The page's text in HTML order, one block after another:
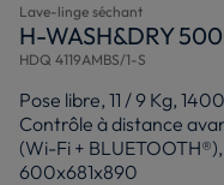
Lave-linge séchant
H-WASH&DRY 500
HDQ 4119AMBS/1-S
Pose libre, 11 / 9 Kg,
Contrôle à distance
(Wi-Fi +
600x681x890